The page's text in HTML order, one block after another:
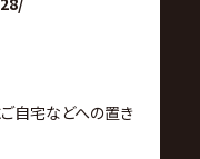
自宅などへの置き